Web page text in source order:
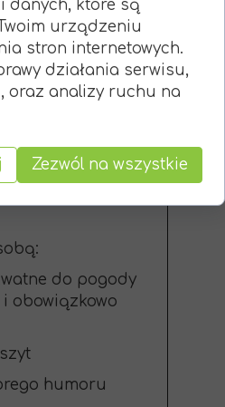
zakończenia
do pogody
obowiązkowo
humoru
danych, które są
urządzeniu
stron internetowych.
działania serwisu,
oraz analizy ruchu na
Zezwól na wszystkie